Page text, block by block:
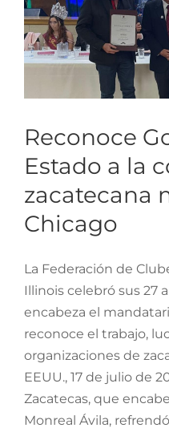
Reconoce
Estado a la
zacatecana
Chicago
La Federación de
Illinois celebró sus 27
encabeza el
reconoce el trabajo,
organizaciones de
EEUU., 17 de julio de
Zacatecas, que
Monreal Ávila,
Realizan